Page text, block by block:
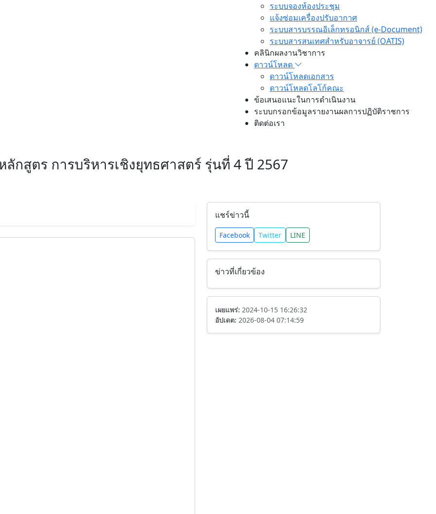
ระบบจองห้องประชุม
แจ้งซ่อมเครื่องปรับอากาศ
ระบบสารบรรณอิเล็กทรอนิกส์ (e-Document)
ระบบสารสนเทศสำหรับอาจารย์ (OATIS)
คลินิกผลงานวิชาการ
ดาวน์โหลด
ดาวน์โหลดเอกสาร
ดาวน์โหลดโลโก้คณะ
ข้อเสนอแนะในการดำเนินงาน
ระบบกรอกข้อมูลรายงานผลการปฏิบัติราชการ
ติดต่อเรา
กสูตร การบริหารเชิงยุทธศาสตร์ รุ่นที่ 4 ปี 2567
แชร์ข่าวนี้
Facebook Twitter LINE
ข่าวที่เกี่ยวข้อง
เผยแพร่: 2024-10-15 16:26:32
อัปเดต: 2026-08-04 07:14:59